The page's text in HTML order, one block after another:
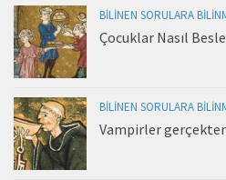
BILINEN SORULARA
Çocuklar Nasıl
BILINEN SORULARA
Vampirler